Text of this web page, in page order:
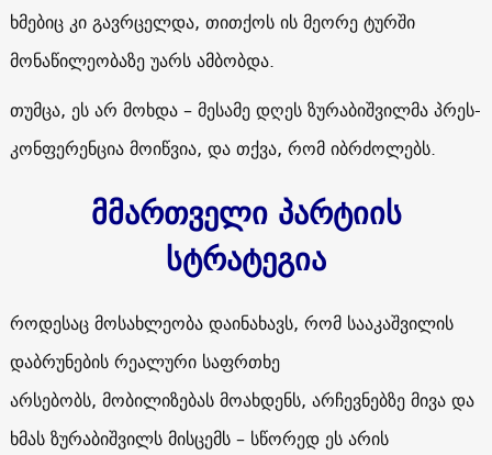
ხმებიც კი გავრცელდა, თითქოს ის მეორე ტურში
მონაწილეობაზე უარს ამბობდა.
თუმცა, ეს არ მოხდა – მესამე დღეს ზურაბიშვილმა პრეს-
კონფერენცია მოიწვია, და თქვა, რომ იბრძოლებს.
მმართველი პარტიის
სტრატეგია
როდესაც მოსახლეობა დაინახავს, რომ სააკაშვილის
დაბრუნების რეალური საფრთხე
არსებობს, მობილიზებას მოახდენს, არჩევნებზე მივა და
ხმას ზურაბიშვილს მისცემს – სწორედ ეს არის